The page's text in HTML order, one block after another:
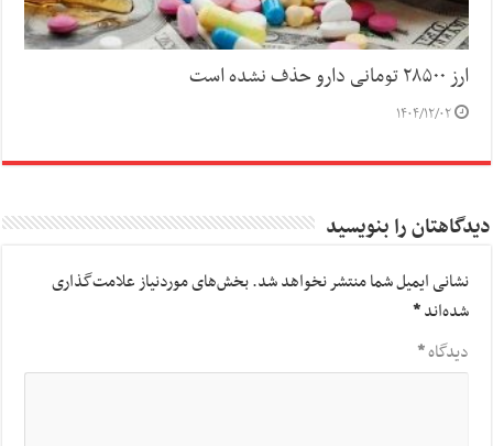
ارز ۲۸۵۰۰ تومانی دارو حذف نشده است
۱۴۰۴/۱۲/۰۲
دیدگاهتان را بنویسید
نشانی ایمیل شما منتشر نخواهد شد.بخش‌های موردنیاز علامت‌گذاری
شده‌اند*
دیدگاه*